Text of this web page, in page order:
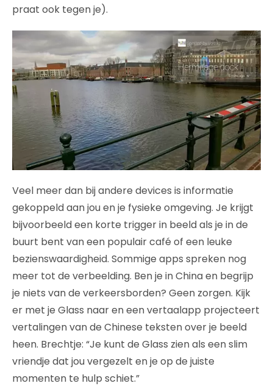
praat ook tegen je).
Veel meer dan bij andere devices is informatie
gekoppeld aan jou en je fysieke omgeving. Je krijgt
bijvoorbeeld een korte trigger in beeld als je in de
buurt bent van een populair café of een leuke
bezienswaardigheid. Sommige apps spreken nog
meer tot de verbeelding. Ben je in China en begrijp
je niets van de verkeersborden? Geen zorgen. Kijk
er met je Glass naar en een vertaalapp projecteert
vertalingen van de Chinese teksten over je beeld
heen. Brechtje: “Je kunt de Glass zien als een slim
vriendje dat jou vergezelt en je op de juiste
momenten te hulp schiet.”